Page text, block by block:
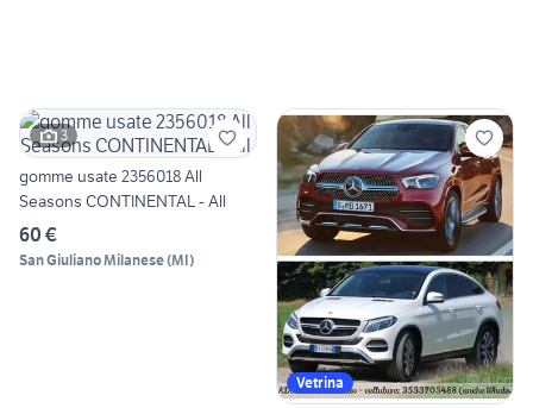
3
gomme usate 2356018 All
Seasons CONTINENTAL - All
60 €
San Giuliano Milanese(MI)
Vetrina